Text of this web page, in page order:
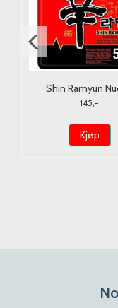
Shin Ramyun
Nongshim
145,-
Kjøp